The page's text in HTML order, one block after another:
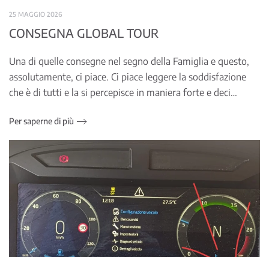
25 MAGGIO 2026
CONSEGNA GLOBAL TOUR
Una di quelle consegne nel segno della Famiglia e questo,
assolutamente, ci piace. Ci piace leggere la soddisfazione
che è di tutti e la si percepisce in maniera forte e deci…
Per saperne di più